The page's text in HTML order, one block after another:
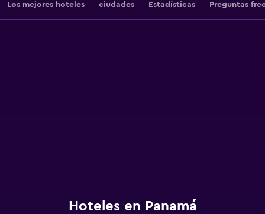
Los mejores hoteles ciudades Estadísticas Preguntas
Hoteles en Panamá